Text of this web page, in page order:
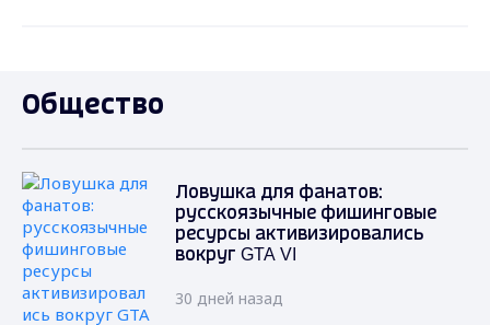
Общество
Ловушка для фанатов:
русскоязычные фишинговые
ресурсы активизировались
вокруг GTA VI
30 дней назад